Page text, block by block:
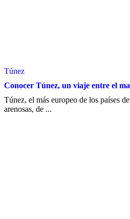
Túnez
Conocer Túnez, un viaje entre el
Túnez, el más europeo de los países
arenosas, de ...